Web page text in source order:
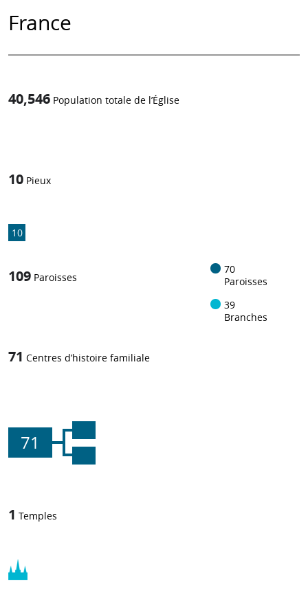
France
40,546 Population totale de l’Église
10 Pieux
10
109 Paroisses
70
Paroisses
39
Branches
71 Centres d’histoire familiale
71
1 Temples